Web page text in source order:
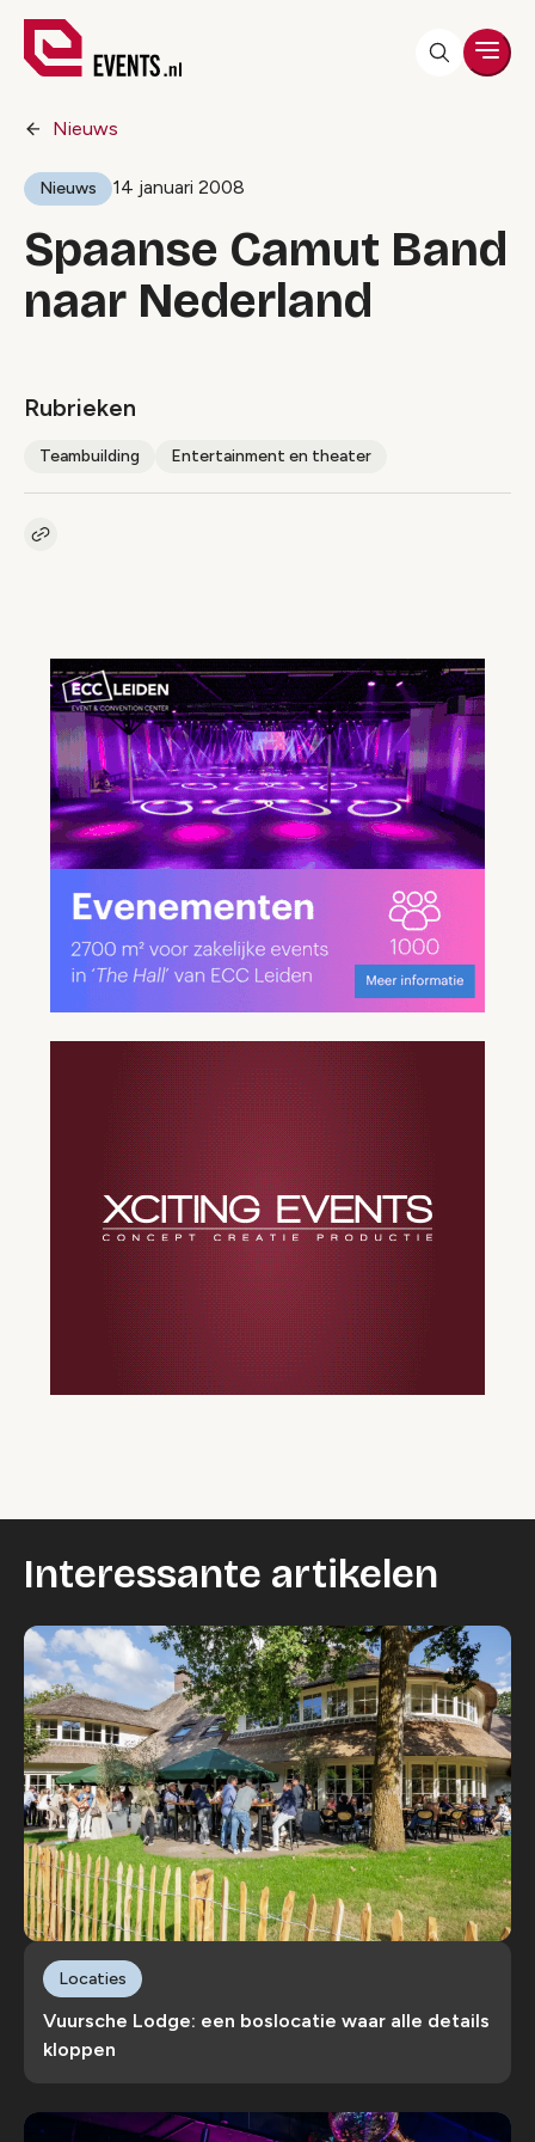
Nieuws
Nieuws 14 januari 2008
Spaanse Camut Band
naar Nederland
Rubrieken
Teambuilding Entertainment en theater
Kopieer link naar artikel
Interessante artikelen
Vuursche Lodge: een boslocatie waar alle details
kloppen
Locaties